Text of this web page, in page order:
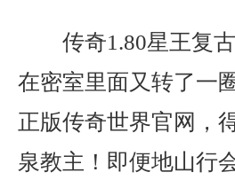
传奇1.80星王复
在密室里面又转了一
正版传奇世界官网，
泉教主！即便地山行